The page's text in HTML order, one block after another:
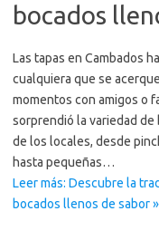
bocados
Las tapas en Cambados
cualquiera que se
momentos con amigos o
sorprendió la variedad de
de los locales, desde
hasta pequeñas…
Leer más: Descubre la
bocados llenos de sabor »